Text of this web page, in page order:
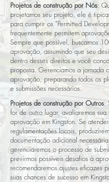
Projetos de construção por Nós:
projetamos seu projeto, ele é
para cumprir os "Permitted
frequentemente permitem
Sempre que possível, buscamos
aprovação, assumindo que seu
dentro desses direitos e você
proposta. Gerenciamos a jornada
aprovação, preparando todos os
e submissões necessários.
Projetos de construção por Outros:
for de outro lugar, avaliaremos
aprovação em Kingston. Se
regulamentações locais,
documentação adicional
gerenciaremos o processo de
previrmos possíveis desafios à
recomendaremos ajustes eficazes
suas chances de sucesso em